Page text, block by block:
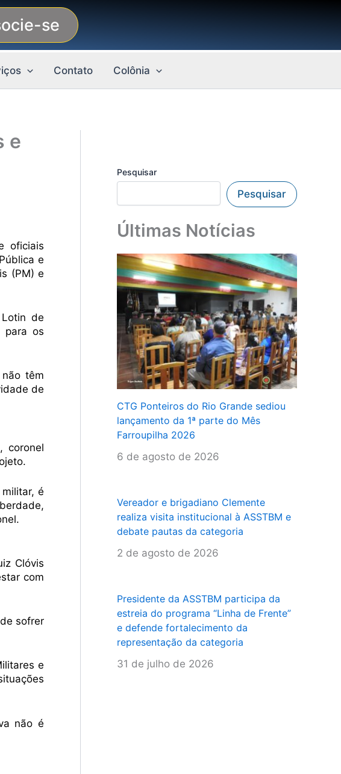
se
Contato Colônia
e
oficiais
e
(PM) e
de
para os
têm
de
coronel
é
Clóvis
com
sofrer
e
não é
Pesquisar
Pesquisar
Últimas Notícias
CTG Ponteiros do Rio Grande sediou
lançamento da 1ª parte do Mês
Farroupilha 2026
6 de agosto de 2026
Vereador e brigadiano Clemente
realiza visita institucional à ASSTBM e
debate pautas da categoria
2 de agosto de 2026
Presidente da ASSTBM participa da
estreia do programa “Linha de Frente”
e defende fortalecimento da
representação da categoria
31 de julho de 2026